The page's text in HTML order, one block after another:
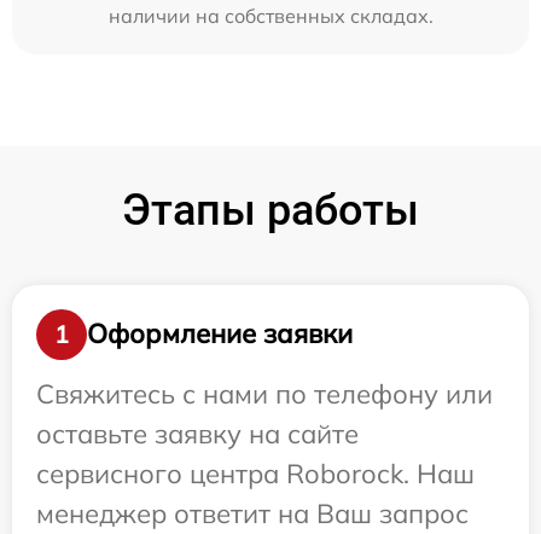
наличии на собственных складах.
Этапы работы
1
Оформление заявки
Свяжитесь с нами по телефону или
оставьте заявку на сайте
сервисного центра Roborock. Наш
менеджер ответит на Ваш запрос